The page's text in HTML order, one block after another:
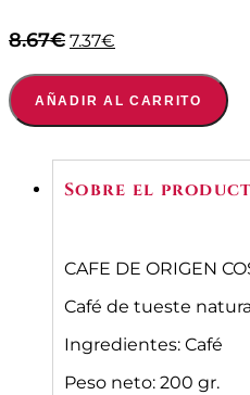
8.67€El
era:
8.67€.
7.37€
es:
7.37€.
AÑADIR AL CARRITO
Sobre el
CAFE DE ORIGEN
Café de tueste
Ingredientes: Café
Peso neto: 200 gr.